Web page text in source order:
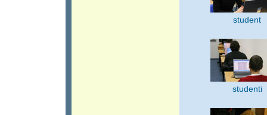
student
studenti